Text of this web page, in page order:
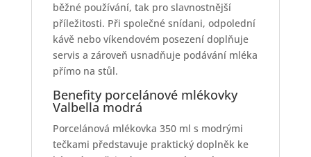
běžné používání, tak pro slavnostnější
příležitosti. Při společné snídani, odpolední
kávě nebo víkendovém posezení doplňuje
servis a zároveň usnadňuje podávání mléka
přímo na stůl.
Benefity porcelánové mlékovky
Valbella modrá
Porcelánová mlékovka 350 ml s modrými
tečkami představuje praktický doplněk ke